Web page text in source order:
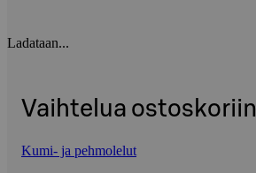
Ladataan...
Vaihtelua ostoskoriin
Kumi- ja pehmolelut